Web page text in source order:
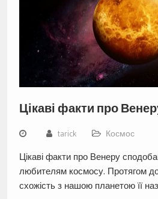
Цікаві факти про
tarick Космос
Цікаві факти про Венеру
любителям космосу. Протягом
схожість з нашою планетою її